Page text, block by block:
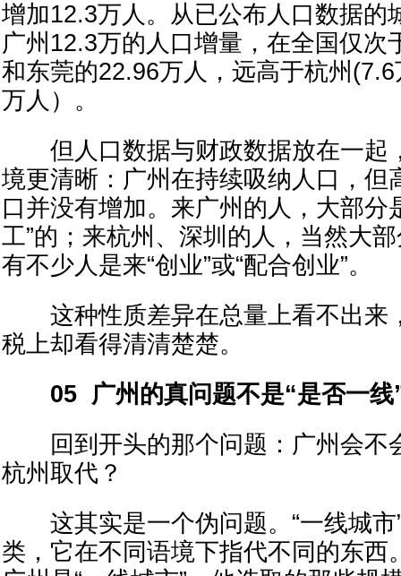
增加12.3万人。从已公布人口数据的
广州12.3万的人口增量，在全国仅次
和东莞的22.96万人，远高于杭州
万人）。
但人口数据与财政数据放在一起
境更清晰：广州在持续吸纳人口，但
口并没有增加。来广州的人，大部分
工”的；来杭州、深圳的人，当然大部
有不少人是来“创业”或“配合创业”。
这种性质差异在总量上看不出来
税上却看得清清楚楚。
05 广州的真问题不是“是否一线
回到开头的那个问题：广州会不
杭州取代？
这其实是一个伪问题。“一线城市
类，它在不同语境下指代不同的东西